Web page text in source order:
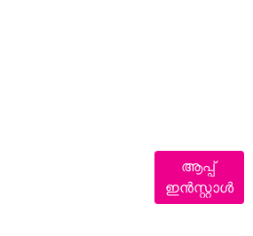
ആപ്പ്
ഇൻസ്റ്റാൾ